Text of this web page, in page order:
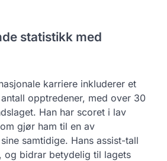
statistikk med
karriere inkluderer et
opptredener, med over 30
Han har scoret i lav
gjør ham til en av
samtidige. Hans assist-tall
og bidrar betydelig til lagets